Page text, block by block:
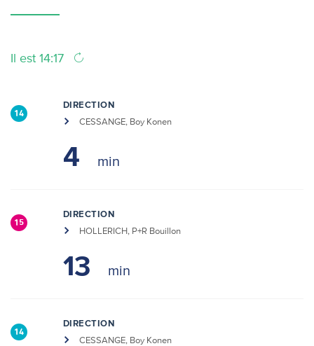
Il est 14:17
14
DIRECTION
CESSANGE, Boy Konen
4
15
DIRECTION
HOLLERICH, P+R Bouillon
13
14
DIRECTION
CESSANGE, Boy Konen